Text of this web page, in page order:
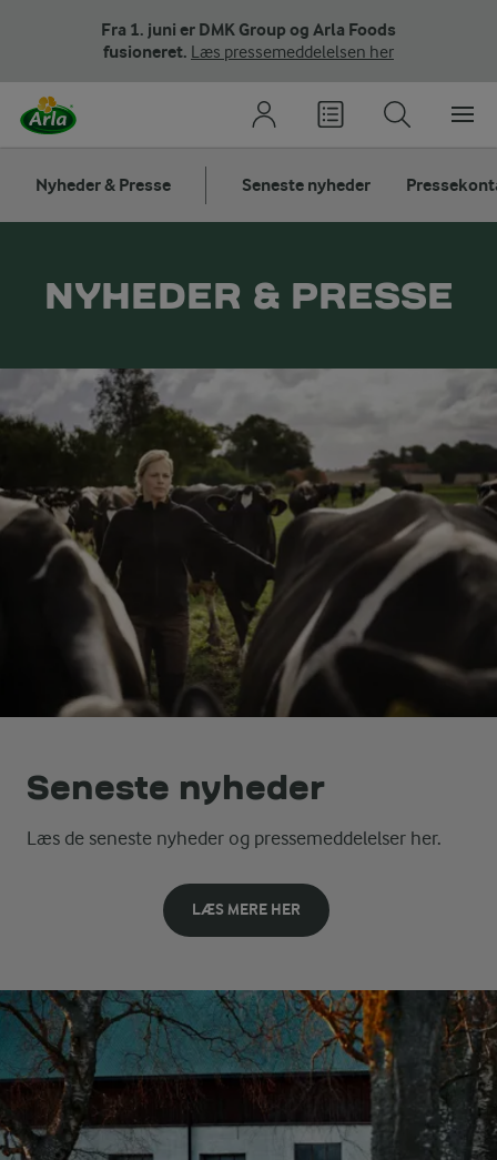
Fra 1. juni er DMK Group og Arla Foods
fusioneret. Læs pressemeddelelsen her
Nyheder & Presse Seneste nyheder
NYHEDER & PRESSE
Seneste nyheder
Læs de seneste nyheder og pressemeddelelser her.
LÆS MERE HER